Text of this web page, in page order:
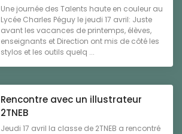
Une journée des Talents haute en couleur au
Lycée Charles Péguy le jeudi 17 avril: Juste
avant les vacances de printemps, élèves,
enseignants et Direction ont mis de côté les
stylos et les outils quelq ...
Rencontre avec un illustrateur
2TNEB
Jeudi 17 avril la classe de 2TNEB a rencontré